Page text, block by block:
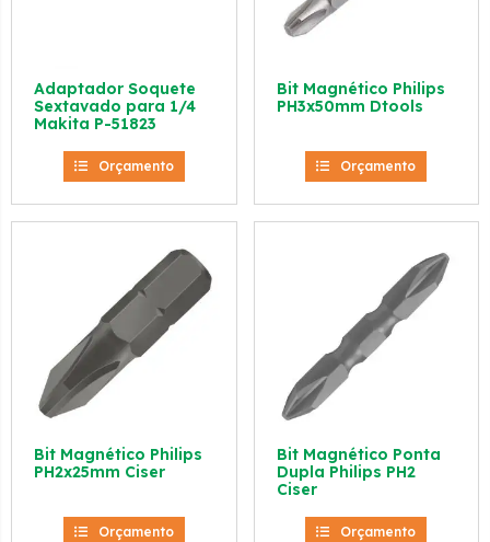
Adaptador Soquete
Sextavado para 1/4
Makita P-51823
Orçamento
Bit Magnético Philips
PH3x50mm Dtools
Orçamento
Bit Magnético Philips
PH2x25mm Ciser
Orçamento
Bit Magnético Ponta
Dupla Philips PH2
Ciser
Orçamento